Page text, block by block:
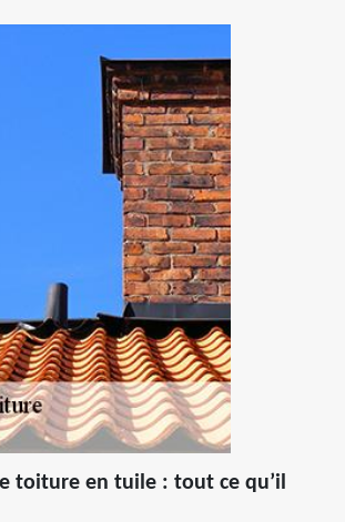
toiture en tuile : tout ce qu’il